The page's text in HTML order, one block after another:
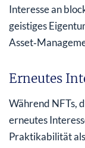
Interesse an
geistiges
Erneutes
Während NFTs,
erneutes
Praktikabilität